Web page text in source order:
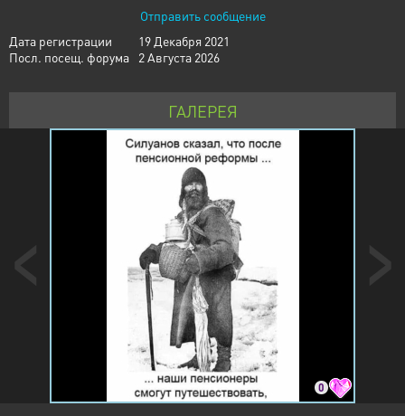
Отправить сообщение
Дата регистрации
19 Декабря 2021
Посл. посещ. форума
2 Августа 2026
ГАЛЕРЕЯ
0